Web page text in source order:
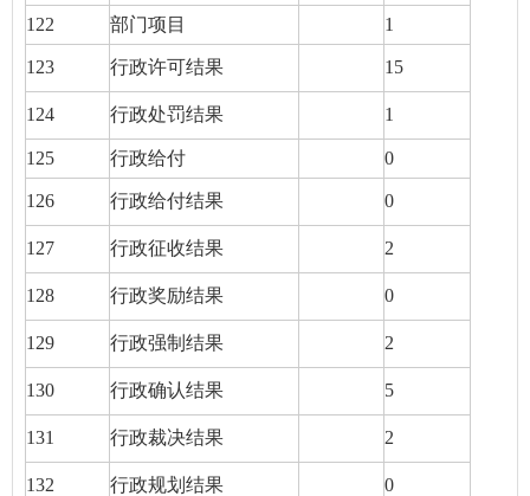
122 部门项目 1
123 行政许可结果 15
124 行政处罚结果 1
125 行政给付 0
126 行政给付结果 0
127 行政征收结果 2
128 行政奖励结果 0
129 行政强制结果 2
130 行政确认结果 5
131 行政裁决结果 2
132 行政规划结果 0